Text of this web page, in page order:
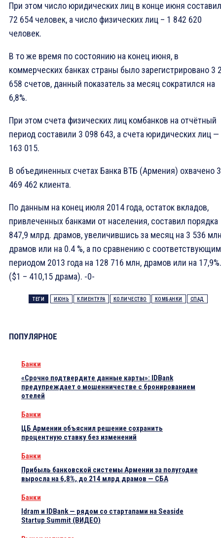
При этом число юридических лиц в конце июня
72 654 человек, а число физических лиц – 1 842 620
человек.
В то же время по состоянию на конец июня, в
коммерческих банках страны было зарегистрировано 3
658 счетов, данный показатель за месяц сократился на
6,8%.
При этом счета физических лиц комбанков на отчётный
период составили 3 098 643, а счета юридических лиц —
163 015.
В объединенных счетах Банка ВТБ (Армения) охвачено 3
469 462 клиента.
По данным на конец июля 2014 года, остаток вкладов,
привлеченных банками от населения, составил порядка
847,9 млрд. драмов, увеличившись за месяц на 3 536
драмов или на 0.4 %, a по сравнению с соответствующим
периодом 2013 года на 128 716 млн, драмов или на 17,9%.
($1 – 410,15 драма). -0-
ТЕГИ ИЮНЬ КЛИЕНТУРА КОЛИЧЕСТВО КОМБАНКИ СПАД
ПОПУЛЯРНОЕ
Банки
«Срочно подтвердите данные карты»: IDBank
предупреждает о мошенничестве с бронированием
отелей
Банки
ЦБ Армении объяснил решение сохранить
процентную ставку без изменений
Банки
Прибыль банковской системы Армении за полугодие
выросла на 6,8%, до 214 млрд драмов — СБА
Банки
Idram и IDBank — рядом со стартапами на Seaside
Startup Summit (ВИДЕО)